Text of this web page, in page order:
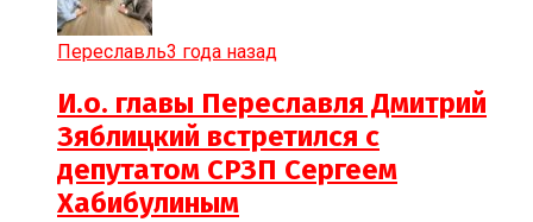
Переславль3 года назад
И.о. главы Переславля Дмитрий
Зяблицкий встретился с
депутатом СРЗП Сергеем
Хабибулиным